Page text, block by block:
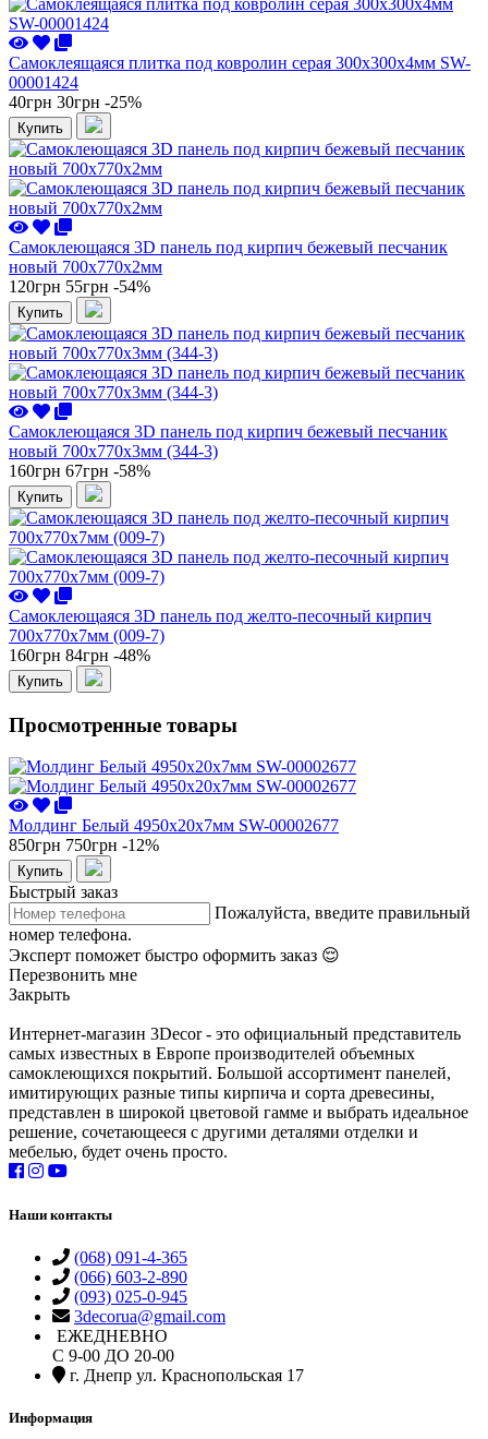
Самоклеящаяся плитка под ковролин серая 300х300х4мм SW-
00001424
40грн 30грн -25%
Купить
Самоклеющаяся 3D панель под кирпич бежевый песчаник
новый 700x770x2мм
120грн 55грн -54%
Купить
Самоклеющаяся 3D панель под кирпич бежевый песчаник
новый 700x770x3мм (344-3)
160грн 67грн -58%
Купить
Самоклеющаяся 3D панель под желто-песочный кирпич
700x770x7мм (009-7)
160грн 84грн -48%
Купить
Просмотренные товары
Молдинг Белый 4950х20х7мм SW-00002677
850грн 750грн -12%
Купить
Быстрый заказ
Пожалуйста, введите правильный
номер телефона.
Эксперт поможет быстро оформить заказ 😌
Перезвонить мне
Закрыть
Интернет-магазин 3Decor - это официальный представитель
самых известных в Европе производителей объемных
самоклеющихся покрытий. Большой ассортимент панелей,
имитирующих разные типы кирпича и сорта древесины,
представлен в широкой цветовой гамме и выбрать идеальное
решение, сочетающееся с другими деталями отделки и
мебелью, будет очень просто.
Наши контакты
(068) 091-4-365
(066) 603-2-890
(093) 025-0-945
3decorua@gmail.com
ЕЖЕДНЕВНО
С 9-00 ДО 20-00
г. Днепр ул. Краснопольская 17
Информация